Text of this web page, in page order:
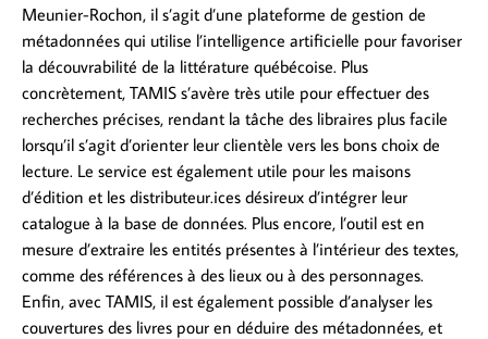
Meunier-Rochon, il s’agit d’une plateforme de gestion de
métadonnées qui utilise l’intelligence artificielle pour favoriser
la découvrabilité de la littérature québécoise. Plus
concrètement, TAMIS s’avère très utile pour effectuer des
recherches précises, rendant la tâche des libraires plus facile
lorsqu’il s’agit d’orienter leur clientèle vers les bons choix de
lecture. Le service est également utile pour les maisons
d’édition et les distributeur.ices désireux d’intégrer leur
catalogue à la base de données. Plus encore, l’outil est en
mesure d’extraire les entités présentes à l’intérieur des textes,
comme des références à des lieux ou à des personnages.
Enfin, avec TAMIS, il est également possible d’analyser les
couvertures des livres pour en déduire des métadonnées, et